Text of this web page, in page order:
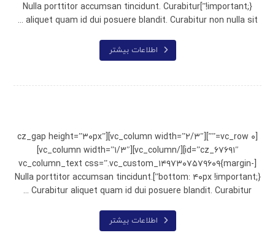
!important;}”]Nulla porttitor accumsan tincidunt. Curabitur
aliquet quam id dui posuere blandit. Curabitur non nulla sit ...
اطلاعات بیشتر
[vc_row ۰=””][vc_column width=”۲/۳″][cz_gap height=”۳۰px”
id=”cz_۶۷۶۹۱″][/vc_column][vc_column width=”۱/۳″]
[vc_column_text css=”.vc_custom_۱۴۹۷۳۰۷۵۷۹۶۰۹{margin-
bottom: ۴۰px !important;}”]Nulla porttitor accumsan tincidunt.
Curabitur aliquet quam id dui posuere blandit. Curabitur ...
اطلاعات بیشتر